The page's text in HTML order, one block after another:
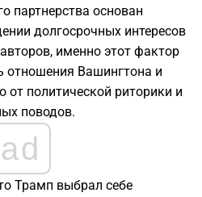
партнерства основан
долгосрочных интересов
именно этот фактор
отношения Вашингтона и
от политической риторики и
поводов.
ad
Трамп выбрал себе